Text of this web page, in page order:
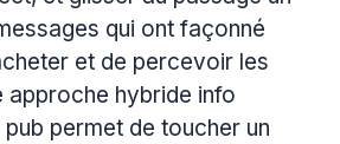
qui ont façonné
et de percevoir les
approche hybride info
permet de toucher un